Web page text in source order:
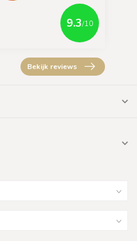
9.3/10
Bekijk reviews